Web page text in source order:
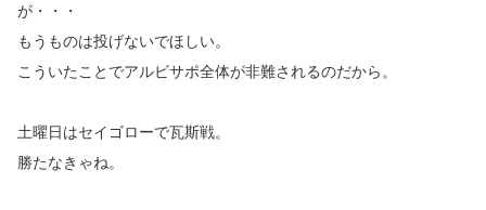
が・・・
もうものは投げないでほしい。
こういたことでアルビサポ全体が非難されるのだから。
土曜日はセイゴローで瓦斯戦。
勝たなきゃね。